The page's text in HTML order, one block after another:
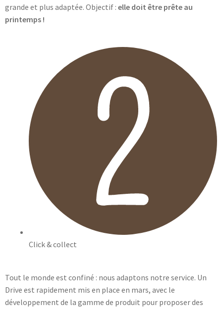
grande et plus adaptée. Objectif : elle doit être prête au
printemps !
Click & collect
Tout le monde est confiné : nous adaptons notre service. Un
Drive est rapidement mis en place en mars, avec le
développement de la gamme de produit pour proposer des